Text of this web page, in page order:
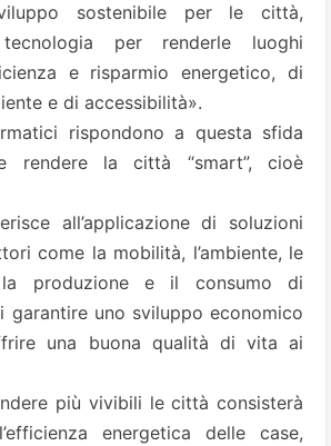
sostenibile per le città,
per renderle luoghi
e risparmio energetico, di
e di accessibilità».
rispondono a questa sfida
rendere la città “smart”, cioè
all’applicazione di soluzioni
come la mobilità, l’ambiente, le
la produzione e il consumo di
garantire uno sviluppo economico
una buona qualità di vita ai
più vivibili le città consisterà
energetica delle case,